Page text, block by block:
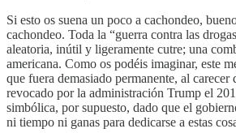
Si esto os suena un poco a cachondeo,
cachondeo. Toda la “guerra contra las
aleatoria, inútil y ligeramente cutre; una
americana. Como os podéis imaginar, este
que fuera demasiado permanente, al
revocado por la administración Trump el
simbólica, por supuesto, dado que el
ni tiempo ni ganas para dedicarse a estas